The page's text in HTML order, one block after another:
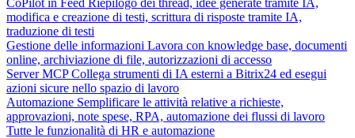
CoPilot in Feed Riepilogo dei thread, idee generate tramite IA,
modifica e creazione di testi, scrittura di risposte tramite IA,
traduzione di testi
Gestione delle informazioni Lavora con knowledge base, documenti
online, archiviazione di file, autorizzazioni di accesso
Server MCP Collega strumenti di IA esterni a Bitrix24 ed esegui
azioni sicure nello spazio di lavoro
Automazione Semplificare le attività relative a richieste,
approvazioni, note spese, RPA, automazione dei flussi di lavoro
Tutte le funzionalità di HR e automazione